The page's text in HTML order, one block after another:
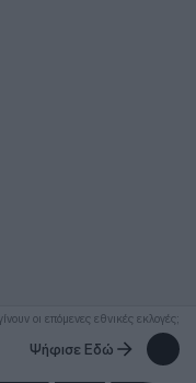
οι επόμενες εθνικές εκλογές;
Ψήφισε Εδώ